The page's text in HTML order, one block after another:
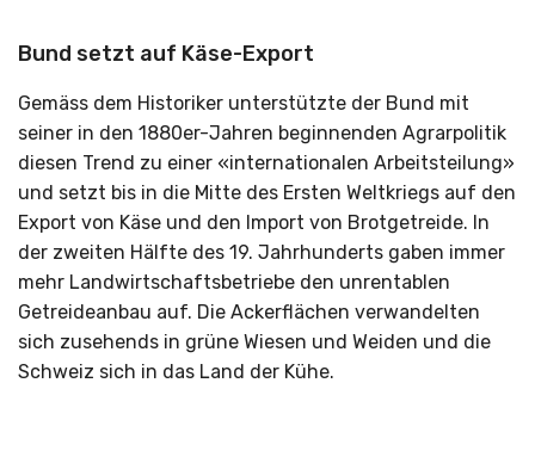
Bund setzt auf Käse-Export
Gemäss dem Historiker unterstützte der Bund mit
seiner in den 1880er-Jahren beginnenden Agrarpolitik
diesen Trend zu einer «internationalen Arbeitsteilung»
und setzt bis in die Mitte des Ersten Weltkriegs auf den
Export von Käse und den Import von Brotgetreide. In
der zweiten Hälfte des 19. Jahrhunderts gaben immer
mehr Landwirtschaftsbetriebe den unrentablen
Getreideanbau auf. Die Ackerflächen verwandelten
sich zusehends in grüne Wiesen und Weiden und die
Schweiz sich in das Land der Kühe.